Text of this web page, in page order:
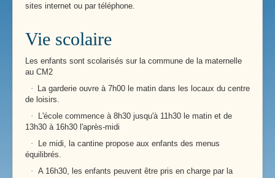
sites internet ou par téléphone.
Vie scolaire
Les enfants sont scolarisés sur la commune de la maternelle
au CM2
·
La garderie ouvre à 7h00 le matin dans les locaux du centre
de loisirs.
·
L'école commence à 8h30 jusqu'à 11h30 le matin et de
13h30 à 16h30 l'après-midi
·
Le midi, la cantine propose aux enfants des menus
équilibrés.
· A 16h30, les enfants peuvent être pris en charge par la